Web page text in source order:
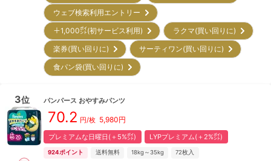
ウェブ検索利用エントリー
＋1,000㌽(初サービス利用)
ラクマ(買い回りに)
楽券(買い回りに)
サーティワン(買い回りに)
食パン袋(買い回りに)
3位 パンパース おやすみパンツ
70.2 円/枚 5,980円
プレミアムな日曜日(＋5%㌽) LYPプレミアム(＋2%㌽)
924ポイント 送料無料 18kg～35kg 72枚入